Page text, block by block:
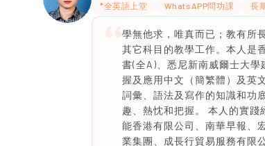
*全英語上堂 WhatsAPP問功課 長
學無他求，唯真而已；教有所
其它科目的教學工作。本人是
書(全A)、悉尼新南威爾士大
握及應用中文（簡繁體）及英
詞彙、語法及寫作的知識和功
趣、熱忱和把握。 本人的實
能香港有限公司、南華早報、
業集團、成長行貿易服務有限